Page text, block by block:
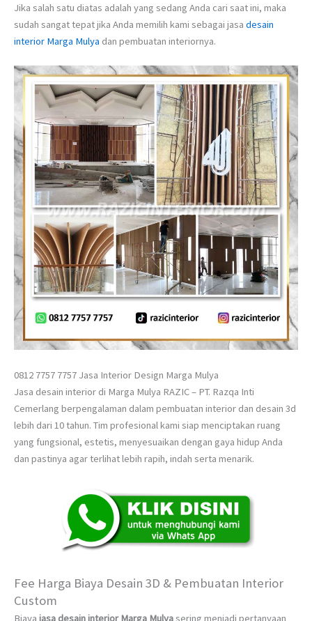
Jika salah satu diatas adalah yang sedang Anda cari saat ini, maka
sudah sangat tepat jika Anda memilih kami sebagai jasa desain
interior Marga Mulya dan pembuatan interiornya.
0812 7757 7757 Jasa Interior Design Marga Mulya
Jasa desain interior di Marga Mulya RAZIC – PT. Razqa Inti
Cemerlang berpengalaman dalam pembuatan interior dan desain 3d
lebih dari 10 tahun. Tim profesional kami siap menciptakan ruang
yang fungsional, estetis, menyesuaikan dengan gaya hidup Anda
dan pastinya agar terlihat lebih rapih, indah serta menarik.
Fee Harga Biaya Desain 3D & Pembuatan Interior
Custom
Biaya jasa desain interior Marga Mulyasering menjadi pertanyaan